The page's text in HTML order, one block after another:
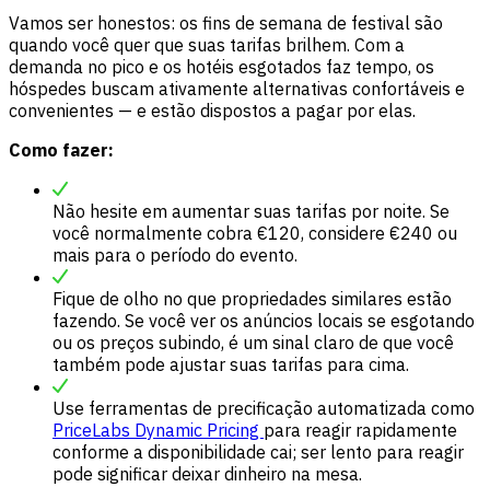
Vamos ser honestos: os fins de semana de festival são
quando você quer que suas tarifas brilhem. Com a
demanda no pico e os hotéis esgotados faz tempo, os
hóspedes buscam ativamente alternativas confortáveis e
convenientes — e estão dispostos a pagar por elas.
Como fazer:
Não hesite em aumentar suas tarifas por noite. Se
você normalmente cobra €120, considere €240 ou
mais para o período do evento.
Fique de olho no que propriedades similares estão
fazendo. Se você ver os anúncios locais se esgotando
ou os preços subindo, é um sinal claro de que você
também pode ajustar suas tarifas para cima.
Use ferramentas de precificação automatizada como
PriceLabs Dynamic Pricing para reagir rapidamente
conforme a disponibilidade cai; ser lento para reagir
pode significar deixar dinheiro na mesa.